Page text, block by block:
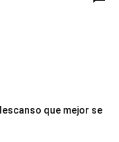
que mejor se